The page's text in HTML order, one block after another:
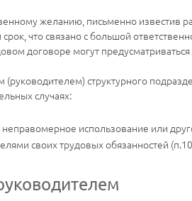
желанию, письменно известив
что связано с большой
договоре могут
(руководителем) структурного
случаях:
использование или
своих трудовых обязанностей